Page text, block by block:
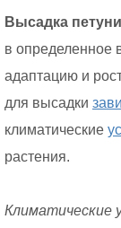
Высадка
в определенное
адаптацию и
для высадки
климатические
растения.
Климатические